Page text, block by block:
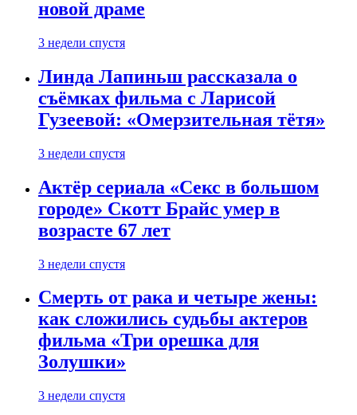
новой драме
3 недели спустя
Линда Лапиньш рассказала о
съёмках фильма с Ларисой
Гузеевой: «Омерзительная тётя»
3 недели спустя
Актёр сериала «Секс в большом
городе» Скотт Брайс умер в
возрасте 67 лет
3 недели спустя
Смерть от рака и четыре жены:
как сложились судьбы актеров
фильма «Три орешка для
Золушки»
3 недели спустя